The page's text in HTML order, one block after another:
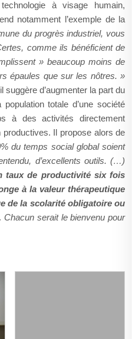
à visage humain,
notamment l’exemple de la
du progrès industriel, vous
comme ils bénéficient de
» beaucoup moins de
épaules que sur les nôtres. »
suggère d’augmenter la part du
totale d’une société
à des activités directement
productives. Il propose alors de
du temps social global soient
d’excellents outils. (…)
taux de productivité six fois
à la valeur thérapeutique
de la scolarité obligatoire ou
Chacun serait le bienvenu pour